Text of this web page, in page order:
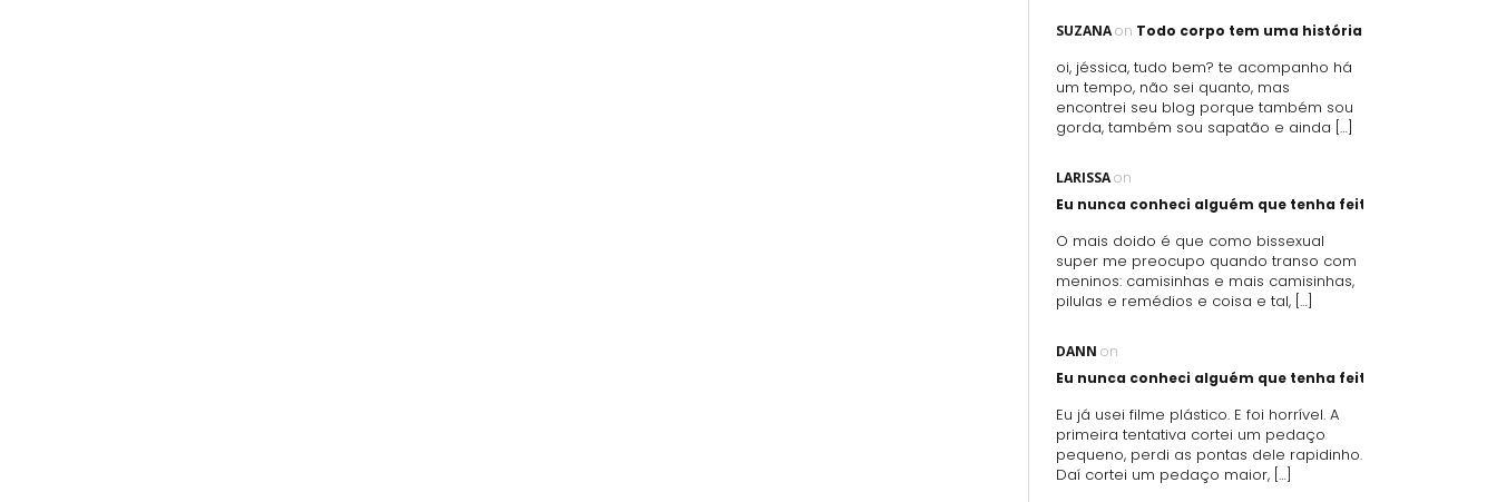
SUZANAon Todo corpo tem uma história
oi, jéssica, tudo bem? te acompanho há
um tempo, não sei quanto, mas
encontrei seu blog porque também sou
gorda, também sou sapatão e ainda […]
LARISSAon
Eu nunca conheci alguém que tenha feito sexo oral
O mais doido é que como bissexual
super me preocupo quando transo com
meninos: camisinhas e mais camisinhas,
pilulas e remédios e coisa e tal, […]
DANN on
Eu nunca conheci alguém que tenha feito sexo oral
Eu já usei filme plástico. E foi horrível. A
primeira tentativa cortei um pedaço
pequeno, perdi as pontas dele rapidinho.
Daí cortei um pedaço maior, […]